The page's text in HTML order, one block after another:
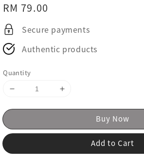
Regular
price
RM 79.00
Secure payments
Authentic products
Quantity
Buy Now
Add to Cart